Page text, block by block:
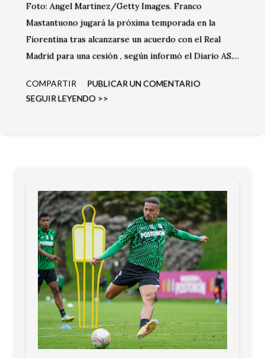
Foto: Angel Martinez/Getty Images. Franco
Mastantuono jugará la próxima temporada en la
Fiorentina tras alcanzarse un acuerdo con el Real
Madrid para una cesión , según informó el Diario AS.
tienen todo definido y únicamente resta el anuncio
oficial para confirmar la operación.
COMPARTIR
PUBLICAR UN COMENTARIO
SEGUIR LEYENDO >>